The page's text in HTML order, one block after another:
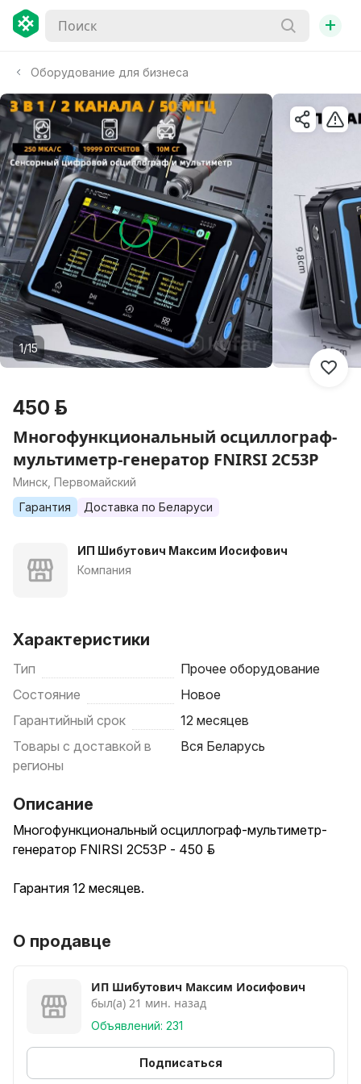
+
Оборудование для бизнеса
1/15
450 р.
Многофункциональный осциллограф-
мультиметр-генератор FNIRSI 2C53P
Минск, Первомайский
Гарантия
Доставка по Беларуси
ИП Шибутович Максим Иосифович
Компания
Характеристики
Тип
Прочее оборудование
Состояние
Новое
Гарантийный срок
12 месяцев
Товары с доставкой в
регионы
Вся Беларусь
Описание
Многофункциональный осциллограф-мультиметр-
генератор FNIRSI 2C53P - 450 руб.
Гарантия 12 месяцев.
по РБ +15 руб.
FNIRSI-2C53P — это двухканальный цифровой
осциллограф "три в одном", с широкими
функциональными
возможностями, предназначенный для
использования в ремонтной и исследовательской
О продавце
ИП Шибутович Максим Иосифович
был(а) 21 мин. назад
Объявлений: 231
Подписаться